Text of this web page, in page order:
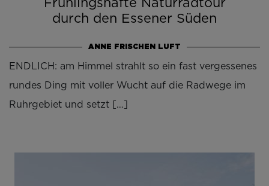
Frühlingshafte Naturradtour
durch den Essener Süden
ANNE FRISCHEN LUFT
ENDLICH: am Himmel strahlt so ein fast vergessenes
rundes Ding mit voller Wucht auf die Radwege im
Ruhrgebiet und setzt […]